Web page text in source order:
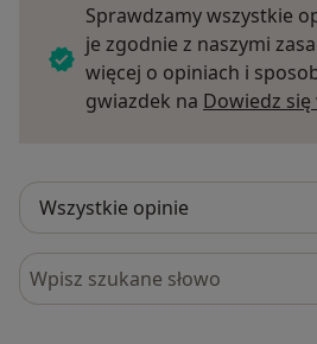
Sprawdzamy wszystkie
je zgodnie z naszymi
więcej o opiniach i
gwiazdek na Dowiedz się
Szukaj w opiniach